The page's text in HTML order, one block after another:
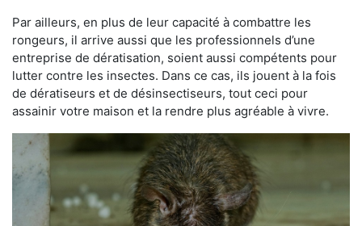
Par ailleurs, en plus de leur capacité à combattre les
rongeurs, il arrive aussi que les professionnels d’une
entreprise de dératisation, soient aussi compétents pour
lutter contre les insectes. Dans ce cas, ils jouent à la fois
de dératiseurs et de désinsectiseurs, tout ceci pour
assainir votre maison et la rendre plus agréable à vivre.